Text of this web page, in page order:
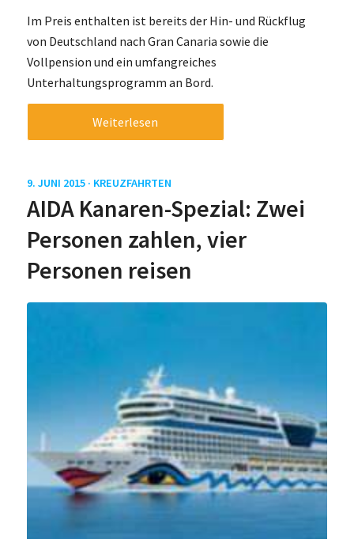
Im Preis enthalten ist bereits der Hin- und Rückflug
von Deutschland nach Gran Canaria sowie die
Vollpension und ein umfangreiches
Unterhaltungsprogramm an Bord.
Weiterlesen
9. JUNI 2015 · KREUZFAHRTEN
AIDA Kanaren-Spezial: Zwei
Personen zahlen, vier
Personen reisen